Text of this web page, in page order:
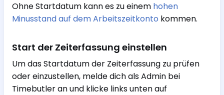
Ohne Startdatum kann es zu einem hohen
Minusstand auf dem Arbeitszeitkonto kommen.
Start der Zeiterfassung einstellen
Um das Startdatum der Zeiterfassung zu prüfen
oder einzustellen, melde dich als Admin bei
Timebutler an und klicke links unten auf